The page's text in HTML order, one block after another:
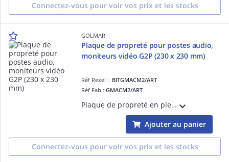
Connectez-vous pour voir vos prix et les stocks
GOLMAR
Plaque de propreté pour postes audio,
moniteurs vidéo G2P (230 x 230 mm)
Réf Rexel : BITGMACM2/ART
Réf Fab :GMACM2/ART
Plaque de propreté en plexi blanc pour poste audio/moniteur vidéo Pour combinés audio et moniteurs vidéo G2P tous modèles Couvre une surface jusqu'à 230 x 230 mm
Ajouter au panier
Connectez-vous pour voir vos prix et les stocks